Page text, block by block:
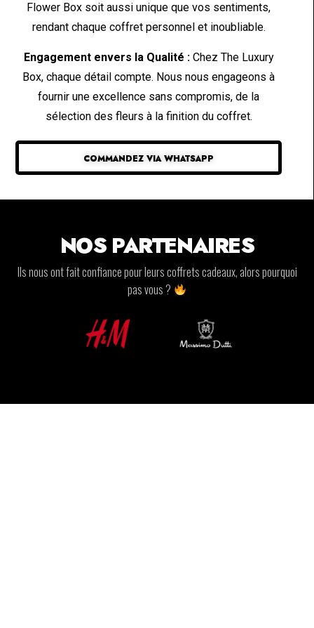
Flower Box soit aussi unique que vos sentiments,
rendant chaque coffret personnel et inoubliable.
Engagement envers la Qualité :Chez The Luxury
Box, chaque détail compte. Nous nous engageons à
fournir une excellence sans compromis, de la
sélection des fleurs à la finition du coffret.
COMMANDEZ VIA WHATSAPP
NOS PARTENAIRES
Ils nous ont fait confiance pour leurs coffrets cadeaux, alors pourquoi
pas vous ?